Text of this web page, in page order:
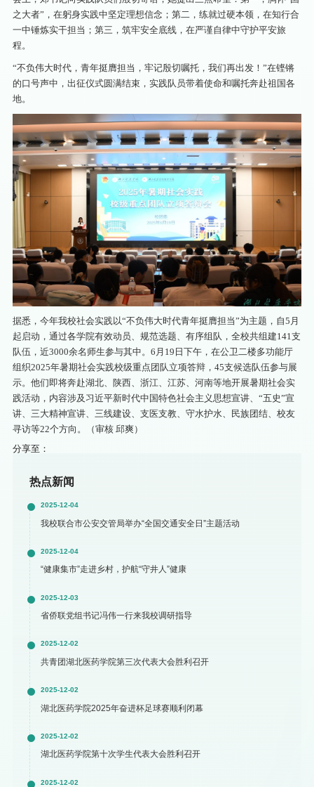
之大者”，在躬身实践中坚定理想信念；第二，练就过硬本领，在知行合
一中锤炼实干担当；第三，筑牢安全底线，在严谨自律中守护平安旅
程。
“不负伟大时代，青年挺膺担当，牢记殷切嘱托，我们再出发！”在铿锵
的口号声中，出征仪式圆满结束，实践队员带着使命和嘱托奔赴祖国各
地。
据悉，今年我校社会实践以“不负伟大时代青年挺膺担当”为主题，自5月
起启动，通过各学院有效动员、规范选题、有序组队，全校共组建141支
队伍，近3000余名师生参与其中。6月19日下午，在公卫二楼多功能厅
组织2025年暑期社会实践校级重点团队立项答辩，45支候选队伍参与展
示。他们即将奔赴湖北、陕西、浙江、江苏、河南等地开展暑期社会实
践活动，内容涉及习近平新时代中国特色社会主义思想宣讲、“五史”宣
讲、三大精神宣讲、三线建设、支医支教、守水护水、民族团结、校友
寻访等22个方向。（审核 邱爽）
分享至：
热点新闻
2025-12-04
我校联合市公安交管局举办“全国交通安全日”主题活动
2025-12-04
“健康集市”走进乡村，护航“守井人”健康
2025-12-03
省侨联党组书记冯伟一行来我校调研指导
2025-12-02
共青团湖北医药学院第三次代表大会胜利召开
2025-12-02
湖北医药学院2025年奋进杯足球赛顺利闭幕
2025-12-02
湖北医药学院第十次学生代表大会胜利召开
2025-12-02